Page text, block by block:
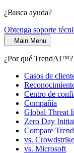
¿Busca ayuda?
Obtenga soporte
Main Menu
¿Por qué TrendAI™?
Casos de
Centro de
Compañía
Global Threat
Zero Day
Compare
vs. Crowdstrike
vs. Microsoft